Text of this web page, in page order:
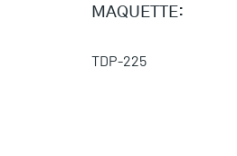
MAQUETTE:
TDP-225